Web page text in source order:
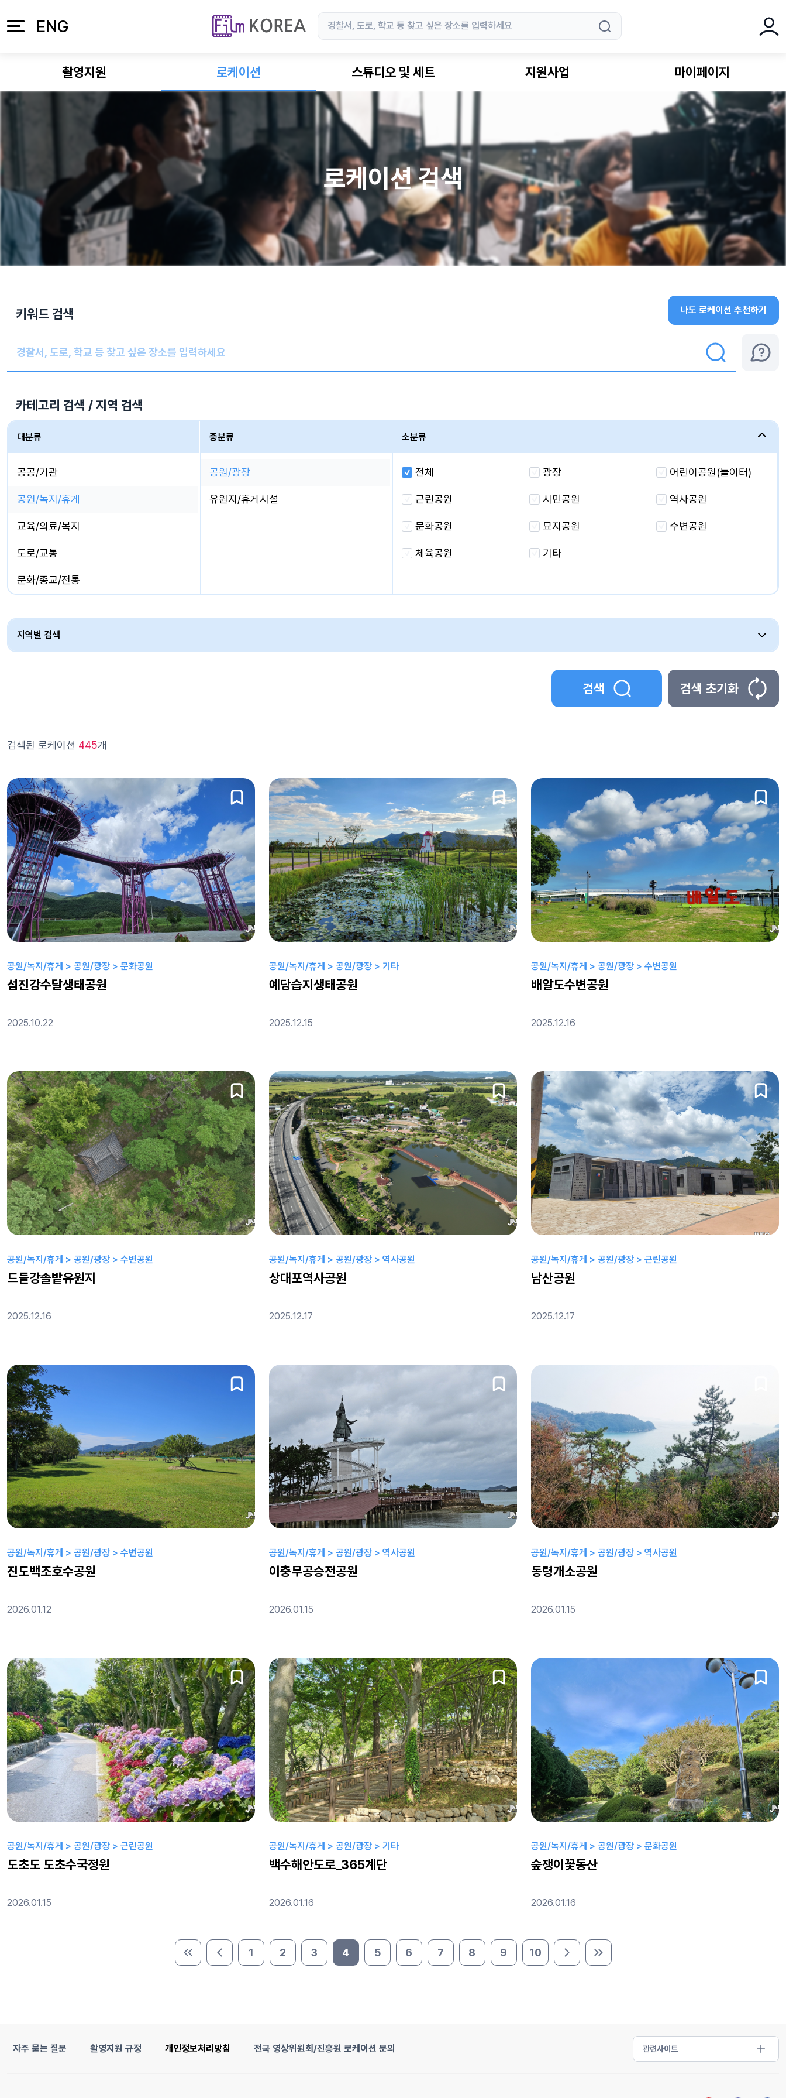
ENG 로
촬영지원 로케이션 스튜디오 및 세트 지원사업 마이페이지
로케이션 검색
키워드 검색 나도 로케이션 추천하기
카테고리 검색 / 지역 검색
대분류
공공/기관
공원/녹지/휴게
교육/의료/복지
도로/교통
문화/종교/전통
생활/체육/상업
유휴시설
중분류
공원/광장
유원지/휴게시설
소분류
전체 광장 어린이공원(놀이터)
근린공원 시민공원 역사공원
문화공원 묘지공원 수변공원
체육공원 기타
지역별 검색
검색 검색 초기화
검색된 로케이션 445개
공원/녹지/휴게 > 공원/광장 > 문화공원
섬진강수달생태공원
2025.10.22
공원/녹지/휴게 > 공원/광장 > 기타
예당습지생태공원
2025.12.15
공원/녹지/휴게 > 공원/광장 > 수변공원
배알도수변공원
2025.12.16
공원/녹지/휴게 > 공원/광장 > 수변공원
드들강솔밭유원지
2025.12.16
공원/녹지/휴게 > 공원/광장 > 역사공원
상대포역사공원
2025.12.17
공원/녹지/휴게 > 공원/광장 > 근린공원
남산공원
2025.12.17
공원/녹지/휴게 > 공원/광장 > 수변공원
진도백조호수공원
2026.01.12
공원/녹지/휴게 > 공원/광장 > 역사공원
이충무공승전공원
2026.01.15
공원/녹지/휴게 > 공원/광장 > 역사공원
동령개소공원
2026.01.15
공원/녹지/휴게 > 공원/광장 > 근린공원
도초도 도초수국정원
2026.01.15
공원/녹지/휴게 > 공원/광장 > 기타
백수해안도로_365계단
2026.01.16
공원/녹지/휴게 > 공원/광장 > 문화공원
숲쟁이꽃동산
2026.01.16
처음 페이지이전 페이지
1 2 3 4 5 6 7 8 9 10 다음 페이지마지막 페이지
자주 묻는 질문 촬영지원 규정 개인정보처리방침 전국 영상위원회/진흥원 로케이션 문의